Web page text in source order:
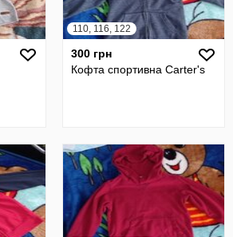
110, 116, 122
300 грн
Кофта спортивна Carter's